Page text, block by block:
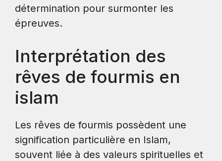
détermination pour surmonter les
épreuves.
Interprétation des
rêves de fourmis en
islam
Les rêves de fourmis possèdent une
signification particulière en Islam,
souvent liée à des valeurs spirituelles et